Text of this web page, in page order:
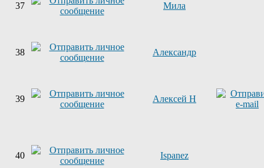
37 Мила
38 Александр
39 Алексей Н
40 Ispanez